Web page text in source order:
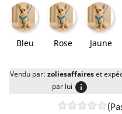
Bleu
Bleu
Rose
Rose
Jaune
Jaune
Vendu par: zoliesaffaireset
par lui info